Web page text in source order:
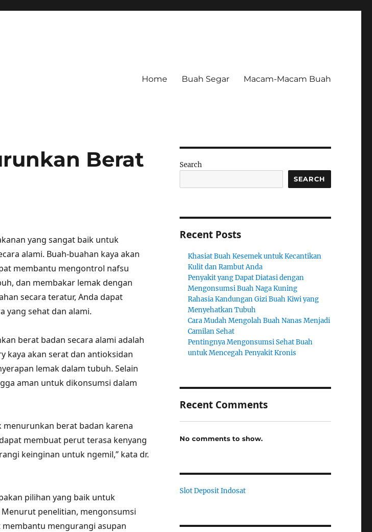
Home Buah Segar Macam-Macam Buah
Berat
yang sangat baik untuk
alami. Buah-buahan kaya akan
membantu mengontrol nafsu
dan membakar lemak dengan
secara teratur, Anda dapat
yang sehat dan alami.
berat badan secara alami adalah
kaya akan serat dan antioksidan
lemak dalam tubuh. Selain
aman untuk dikonsumsi dalam
berat badan karena
membuat perut terasa kenyang
keinginan untuk ngemil,” kata dr.
pilihan yang baik untuk
penelitian, mengonsumsi
mengurangi asupan
Search
SEARCH
Recent Posts
Khasiat Buah Kesemek untuk Kecantikan
Kulit dan Rambut Anda
Penyakit yang Dapat Diatasi dengan
Mengonsumsi Buah Naga Kuning
Rahasia Kandungan Gizi Buah Kiwi yang
Menyehatkan Tubuh
Cara Mudah Mengolah Buah Nanas Menjadi
Camilan Sehat
Pentingnya Mengonsumsi Sehat Buah
untuk Mencegah Penyakit Kronis
Recent Comments
No comments to show.
Slot Deposit Indosat